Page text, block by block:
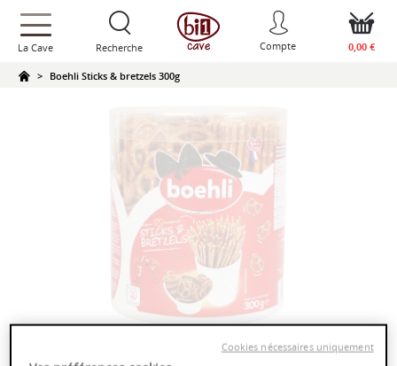
text.skipToContent
text.skipToNavigation
La Cave Recherche Compte 0,00 €
Boehli Sticks & bretzels 300g
Boehli Sticks & bretzels 300g
Cookies nécessaires uniquement